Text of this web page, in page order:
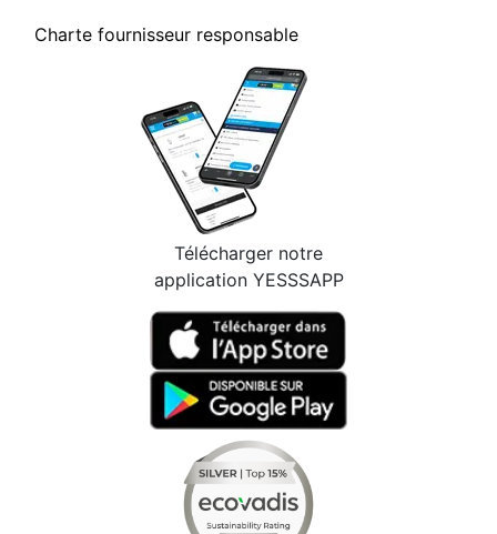
Charte fournisseur responsable
Télécharger notre
application YESSSAPP